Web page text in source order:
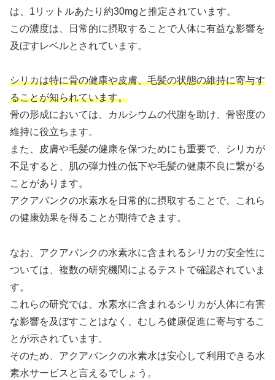
は、1リットルあたり約30mgと推定されています。
この濃度は、日常的に摂取することで人体に有益な影響を
及ぼすレベルとされています。
シリカは特に骨の健康や皮膚、毛髪の状態の維持に寄与す
ることが知られています。
骨の形成においては、カルシウムの代謝を助け、骨密度の
維持に役立ちます。
また、皮膚や毛髪の健康を保つためにも重要で、シリカが
不足すると、肌の弾力性の低下や毛髪の健康不良に繋がる
ことがあります。
アクアバンクの水素水を日常的に摂取することで、これら
の健康効果を得ることが期待できます。
なお、アクアバンクの水素水に含まれるシリカの安全性に
ついては、複数の研究機関によるテストで確認されていま
す。
これらの研究では、水素水に含まれるシリカが人体に有害
な影響を及ぼすことはなく、むしろ健康促進に寄与するこ
とが示されています。
そのため、アクアバンクの水素水は安心して利用できる水
素水サービスと言えるでしょう。